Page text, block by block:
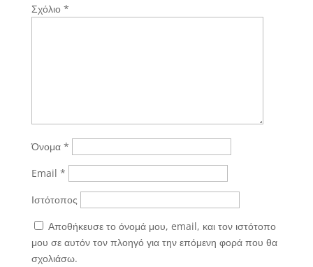
Σχόλιο *
Όνομα *
Email *
Ιστότοπος
Αποθήκευσε το όνομά μου, email, και τον ιστότοπο
μου σε αυτόν τον πλοηγό για την επόμενη φορά που θα
σχολιάσω.